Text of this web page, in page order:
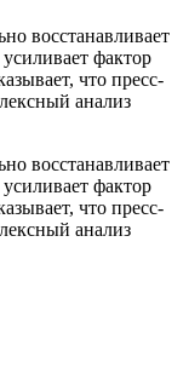
восстанавливает
фактор
что пресс-
анализ
восстанавливает
фактор
что пресс-
анализ